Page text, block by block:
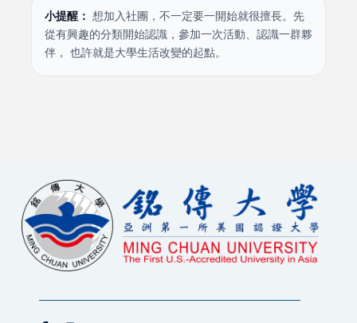
小提醒： 想加入社團，不一定要一開始就很擅長。先
從有興趣的分類開始認識，參加一次活動、認識一群夥
伴， 也許就是大學生活改變的起點。